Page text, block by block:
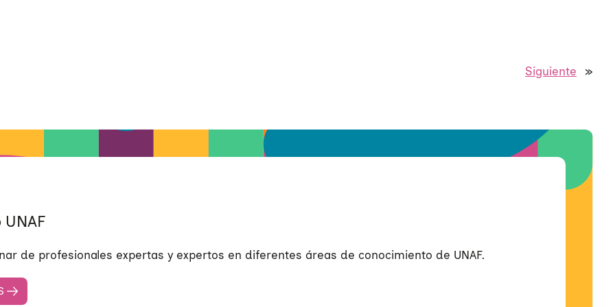
Siguiente »
de profesionales expertas y expertos en diferentes áreas de conocimiento de UNAF.